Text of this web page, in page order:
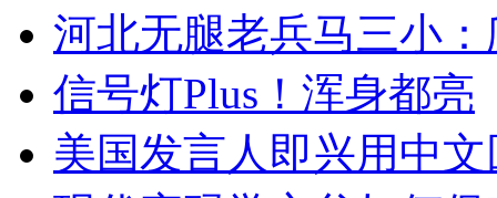
河北无腿老兵马三小
信号灯Plus！浑身都亮
美国发言人即兴用中